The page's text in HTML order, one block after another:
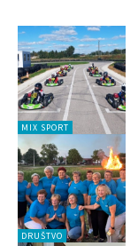
MIX SPORT
DRUŠTVO